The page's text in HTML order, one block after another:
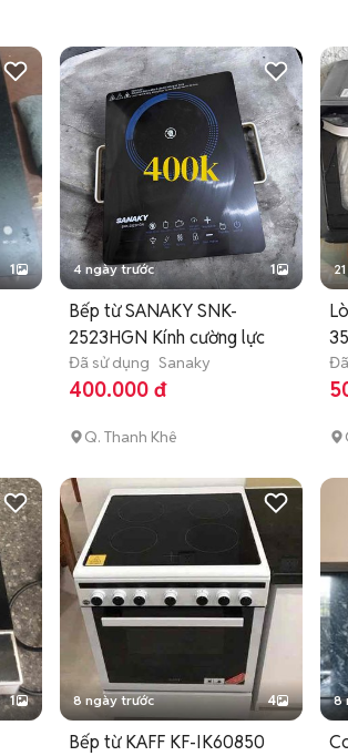
1 4 ngày trước 1
Bếp từ SANAKY SNK-
2523HGN Kính cường lực
Đã sử dụng Sanaky
400.000 đ
Q. Thanh Khê
1 8 ngày trước 4
Bếp từ KAFF KF-IK60850
8